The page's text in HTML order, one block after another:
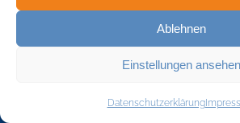
Ablehnen
Einstellungen ansehen
Datenschutzerklärung
KONTAKT